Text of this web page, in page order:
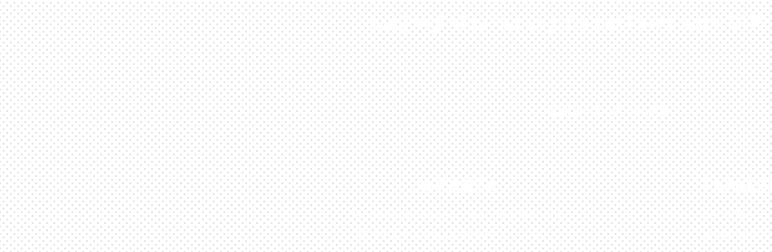
Kunjungi Atau Hubungi Dealer Resmi Kami Di
0813-1054-7548
JAKARTA
Perumahan Boulevard Taman Surya 3
Blok h2, No.27, Jakarta – Indonesia
Husein Sastra
Tangerang